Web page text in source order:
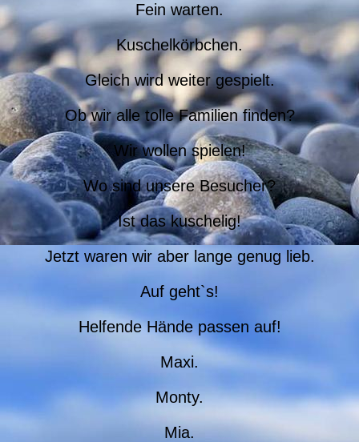
Fein warten.
Kuschelkörbchen.
Gleich wird weiter gespielt.
Ob wir alle tolle Familien finden?
Wir wollen spielen!
Wo sind unsere Besucher?
Ist das kuschelig!
Jetzt waren wir aber lange genug lieb.
Auf geht`s!
Helfende Hände passen auf!
Maxi.
Monty.
Mia.